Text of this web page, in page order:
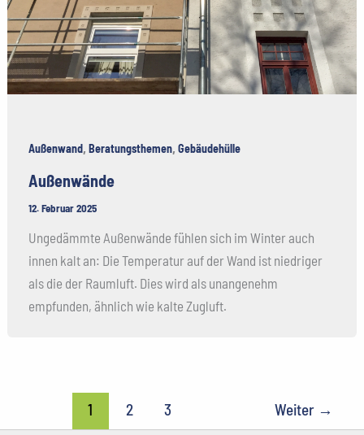
Außenwand, Beratungsthemen, Gebäudehülle
Außenwände
12. Februar 2025
Ungedämmte Außenwände fühlen sich im Winter auch
innen kalt an: Die Temperatur auf der Wand ist niedriger
als die der Raumluft. Dies wird als unangenehm
empfunden, ähnlich wie kalte Zugluft.
1 2 3 Weiter →